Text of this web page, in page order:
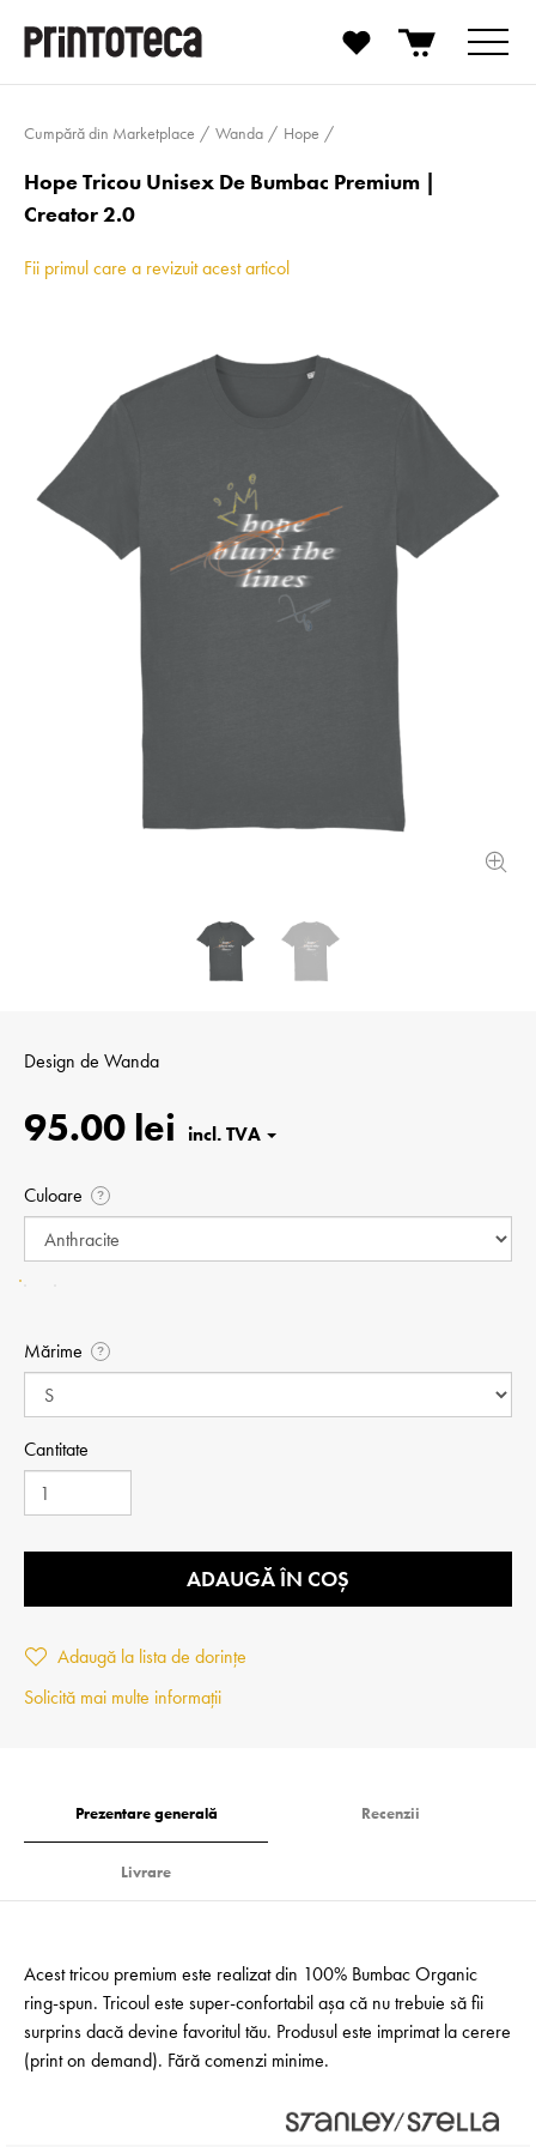
Cumpără din Marketplace Wanda Hope
Hope Tricou Unisex De Bumbac Premium |
Creator 2.0
Fii primul care a revizuit acest articol
Design de Wanda
95.00 lei
Culoare ?
Mărime ?
Cantitate
ADAUGĂ ÎN COȘ
Adaugă la lista de dorințe
Solicită mai multe informații
Prezentare generală Recenzii
Livrare
Acest tricou premium este realizat din 100% Bumbac Organic
ring-spun. Tricoul este super-confortabil așa că nu trebuie să fii
surprins dacă devine favoritul tău. Produsul este imprimat la cerere
(print on demand). Fără comenzi minime.